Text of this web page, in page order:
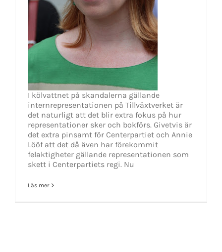
I kölvattnet på skandalerna gällande
internrepresentationen på Tillväxtverket är
det naturligt att det blir extra fokus på hur
representationer sker och bokförs. Givetvis är
det extra pinsamt för Centerpartiet och Annie
Lööf att det då även har förekommit
felaktigheter gällande representationen som
skett i Centerpartiets regi. Nu
Läs mer